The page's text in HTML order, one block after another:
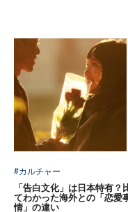
#カルチャー
「告白文化」は日本特有？
てわかった海外との「恋愛
情」の違い